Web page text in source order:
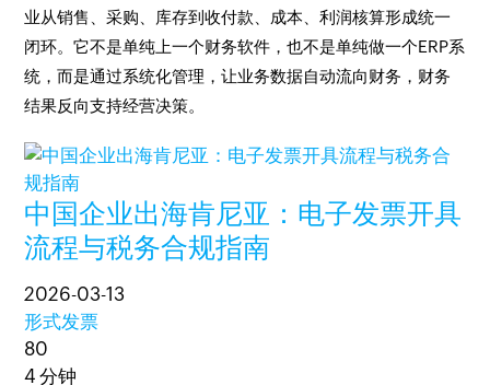
业从销售、采购、库存到收付款、成本、利润核算形成统一
闭环。它不是单纯上一个财务软件，也不是单纯做一个ERP系
统，而是通过系统化管理，让业务数据自动流向财务，财务
结果反向支持经营决策。
中国企业出海肯尼亚：电子发票开具
流程与税务合规指南
2026-03-13
形式发票
80
4 分钟